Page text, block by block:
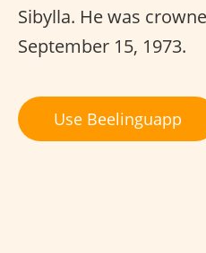
Sibylla. He was
September 15, 1973.
Use Beelinguapp